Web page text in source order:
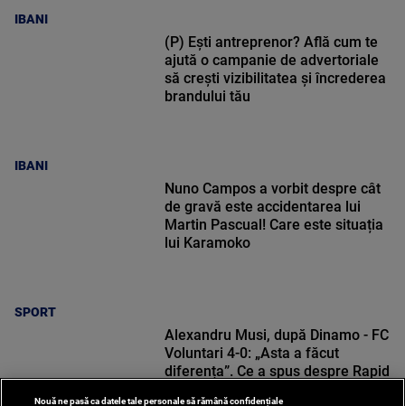
IBANI
IBANI
(P) Ești antreprenor? Află cum te
ajută o campanie de advertoriale
să crești vizibilitatea și încrederea
brandului tău
SPORT
Nuno Campos a vorbit despre cât
de gravă este accidentarea lui
Martin Pascual! Care este situația
lui Karamoko
Alexandru Musi, după Dinamo - FC
Voluntari 4-0: „Asta a făcut
diferența”. Ce a spus despre Rapid
Nouă ne pasă ca datele tale personale să rămână confidențiale